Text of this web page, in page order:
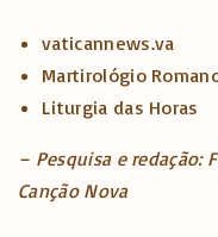
vaticannews.va
Martirológio
Liturgia das Horas
– Pesquisa e redação:
Canção Nova